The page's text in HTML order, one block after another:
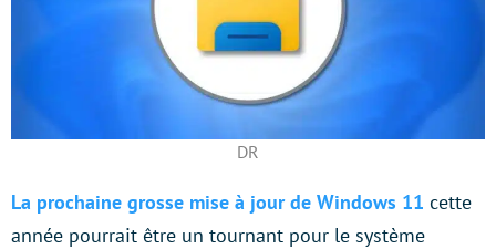
DR
La prochaine grosse mise à jour de Windows 11 cette
année pourrait être un tournant pour le système